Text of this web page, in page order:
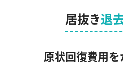
居抜き退
原状回復費用を